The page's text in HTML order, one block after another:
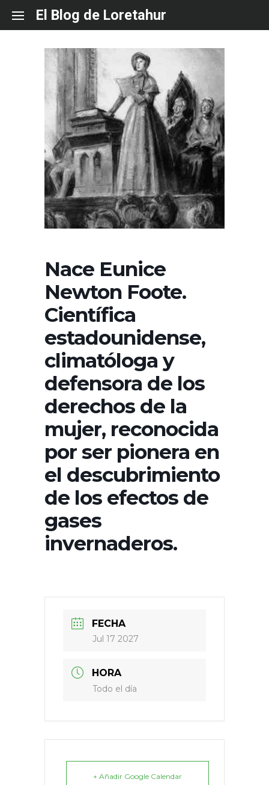
content
El Blog de Loretahur
Nace Eunice
Newton Foote.
Científica
estadounidense,
climatóloga y
defensora de los
derechos de la
mujer, reconocida
por ser pionera en
el descubrimiento
de los efectos de
gases
invernaderos.
FECHA
Jul 17 2027
HORA
Todo el día
+ Añadir Google Calendar